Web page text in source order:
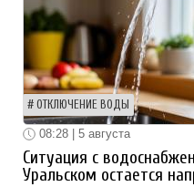
ОТКЛЮЧЕНИЕ ВОДЫ
08:28 | 5 августа
Ситуация с
Уральском остается